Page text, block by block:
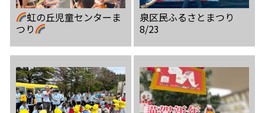
虹の丘児童センターま
つり
泉区民ふるさとまつり
8/23